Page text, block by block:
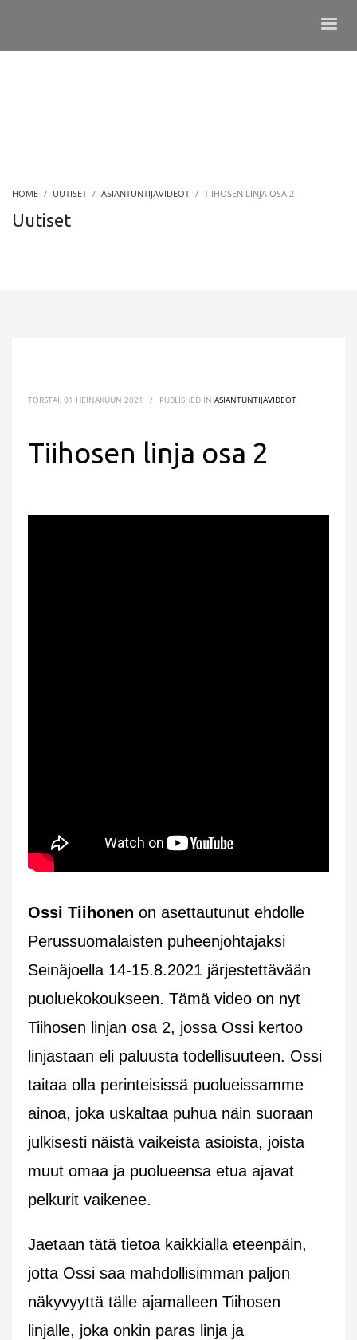
HOME UUTISET ASIANTUNTIJAVIDEOT TIIHOSEN LINJA OSA 2
Uutiset
TORSTAI, 01 HEINÄKUUN 2021 / PUBLISHED IN ASIANTUNTIJAVIDEOT
Tiihosen linja osa 2
Ossi Tiihonen on asettautunut ehdolle
Perussuomalaisten puheenjohtajaksi
Seinäjoella 14-15.8.2021 järjestettävään
puoluekokoukseen. Tämä video on nyt
Tiihosen linjan osa 2, jossa Ossi kertoo
linjastaan eli paluusta todellisuuteen. Ossi
taitaa olla perinteisissä puolueissamme
ainoa, joka uskaltaa puhua näin suoraan
julkisesti näistä vaikeista asioista, joista
muut omaa ja puolueensa etua ajavat
pelkurit vaikenee.
Jaetaan tätä tietoa kaikkialla eteenpäin,
jotta Ossi saa mahdollisimman paljon
näkyvyyttä tälle ajamalleen Tiihosen
linjalle, joka onkin paras linja ja